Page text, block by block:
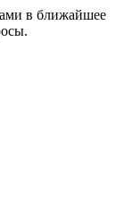
в ближайшее